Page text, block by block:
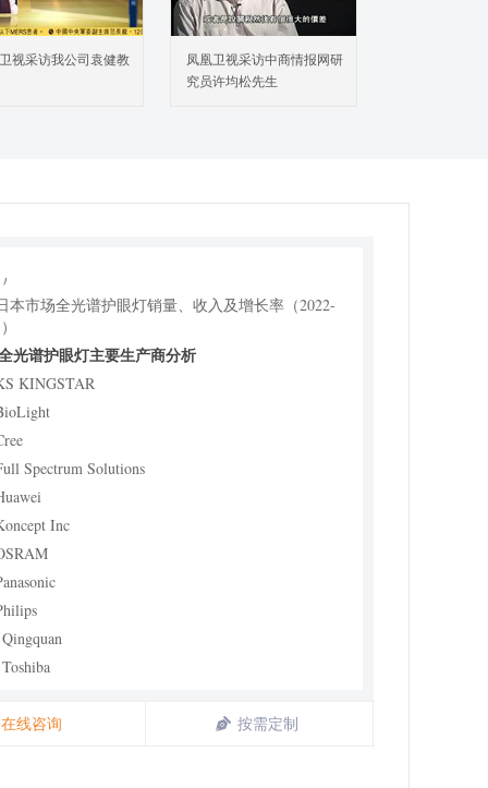
视采访我公司袁健教
凤凰卫视采访中商情报网研
究员许均松先生
光谱护眼灯主要地区分析
球主要地区全光谱护眼灯市场规模分析：2022 VS
2031
洲市场全光谱护眼灯销量、收入及增长率（2022-
本市场全光谱护眼灯销量、收入及增长率（2022-
光谱护眼灯主要生产商分析
KINGSTAR
Spectrum Solutions
Inc
Yourlite
在线咨询 按需定制